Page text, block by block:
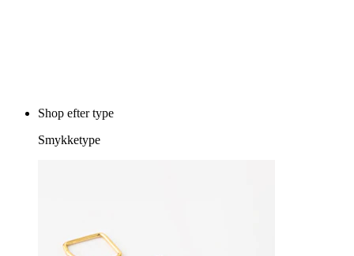
Shop efter type
Smykketype